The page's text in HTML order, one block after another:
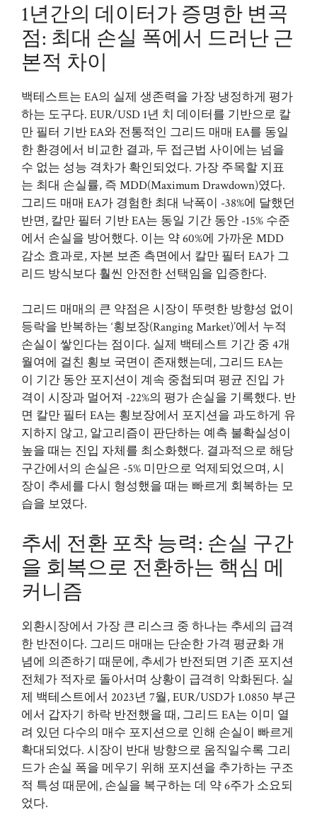
1년간의 데이터가 증명한 변곡
점: 최대 손실 폭에서 드러난 근
본적 차이
백테스트는 EA의 실제 생존력을 가장 냉정하게 평가
하는 도구다. EUR/USD 1년 치 데이터를 기반으로 칼
만 필터 기반 EA와 전통적인 그리드 매매 EA를 동일
한 환경에서 비교한 결과, 두 접근법 사이에는 넘을
수 없는 성능 격차가 확인되었다. 가장 주목할 지표
는 최대 손실률, 즉 MDD(Maximum Drawdown)였다.
그리드 매매 EA가 경험한 최대 낙폭이 -38%에 달했던
반면, 칼만 필터 기반 EA는 동일 기간 동안 -15% 수준
에서 손실을 방어했다. 이는 약 60%에 가까운 MDD
감소 효과로, 자본 보존 측면에서 칼만 필터 EA가 그
리드 방식보다 훨씬 안전한 선택임을 입증한다.
그리드 매매의 큰 약점은 시장이 뚜렷한 방향성 없이
등락을 반복하는 ‘횡보장(Ranging Market)’에서 누적
손실이 쌓인다는 점이다. 실제 백테스트 기간 중 4개
월여에 걸친 횡보 국면이 존재했는데, 그리드 EA는
이 기간 동안 포지션이 계속 중첩되며 평균 진입 가
격이 시장과 멀어져 -22%의 평가 손실을 기록했다. 반
면 칼만 필터 EA는 횡보장에서 포지션을 과도하게 유
지하지 않고, 알고리즘이 판단하는 예측 불확실성이
높을 때는 진입 자체를 최소화했다. 결과적으로 해당
구간에서의 손실은 -5% 미만으로 억제되었으며, 시
장이 추세를 다시 형성했을 때는 빠르게 회복하는 모
습을 보였다.
추세 전환 포착 능력: 손실 구간
을 회복으로 전환하는 핵심 메
커니즘
외환시장에서 가장 큰 리스크 중 하나는 추세의 급격
한 반전이다. 그리드 매매는 단순한 가격 평균화 개
념에 의존하기 때문에, 추세가 반전되면 기존 포지션
전체가 적자로 돌아서며 상황이 급격히 악화된다. 실
제 백테스트에서 2023년 7월, EUR/USD가 1.0850 부근
에서 갑자기 하락 반전했을 때, 그리드 EA는 이미 열
려 있던 다수의 매수 포지션으로 인해 손실이 빠르게
확대되었다. 시장이 반대 방향으로 움직일수록 그리
드가 손실 폭을 메우기 위해 포지션을 추가하는 구조
적 특성 때문에, 손실을 복구하는 데 약 6주가 소요되
었다.